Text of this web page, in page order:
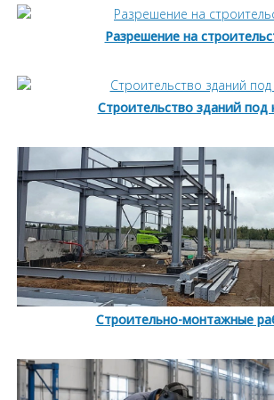
Разрешение на
Строительство зданий под
Строительно-монтажные